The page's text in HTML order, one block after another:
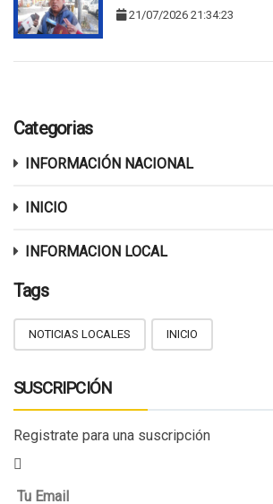
21/07/2026 21:34:23
Categorias
INFORMACIÓN NACIONAL
INICIO
INFORMACION LOCAL
Tags
NOTICIAS LOCALES INICIO
SUSCRIPCIÓN
Registrate para una suscripción